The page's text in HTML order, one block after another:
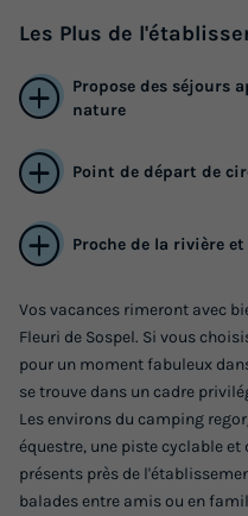
MOBILHOME 4
MERCANTOUR
Annulation gratuite
Surface Adultes
Les Plus de
Propose des séjours
nature
Point de départ de
Proche de la rivière
Vos vacances rimeront avec
Fleuri de Sospel. Si vous
pour un moment fabuleux
se trouve dans un cadre
Les environs du camping
équestre, une piste cyclable
présents près de
balades entre amis ou en